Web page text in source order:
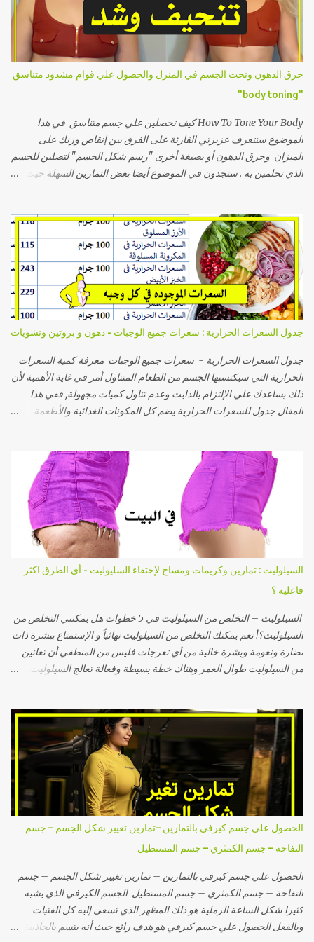
المشكلة التي تزعجك بشكل صحيح يجب أولاً أن نتكلم عن السبب الرئيسي
العلمي لحدوث الخفسه أو غمازة الورك أو العضلة النائمة, فما يجب فيجب
عليك إدراكه أن تجويف الخفسه لا يحتوي على عضلة ضعيفة أو صغيرة ويتم
يظهر كيرفي وممتليء نتيجة لألتقاء عضلات الفخذ الجانبية مع عضلات
المؤخرة ويبدو مجوفاً وفارغاً نتيجة لأحد السببين التاليين: أولاً زيادة الوزن...
حرق الدهون ونحت الجسم في المنزل والحصول علي قوام مشدود متناسق
"body toning"
How To Tone Your Body كيف تحصلين علي جسم متناسق في هذا
الموضوع سنتعرف عزيزتي القارئة على الفرق بين إنقاص وزنك على
الميزان وحرق الدهون أو بصيغة أخرى "رسم شكل الجسم" لتصلين للجسم
الذي تحلمين به . ستجدون في الموضوع أيضا بعض التمارين السهلة حيث أنها
عزيزتي القارئة تحقيق ذلك بسهولة اذا اتبعتي نظام غذائي مناسب لجسمك و
سأخبرك كيفية معرفة النظام الغذائي المناسب . لكن يجب التنويه الى أن
اتباع نظام غذائي فقط لن يعطي نتائج مرضية لو كان هدفك الأساسي هو
الحصول على جسم مشدود لان الاعتماد على هذه الوسيلة وحدها ستنقص
وزنك لكنه سيبقى بنفس الشكل فعلى سبيل المثال،لو كنت تعانين من
تراكم الدهون في منطقة معينة مثل البطن او الأرداف ستجدين أن الفرق
بقاء جسمك بنفس الشكل ,بل و ستجدين ترهلات في الجلد. أما لو كان هدفك
الجسم المشدود عزيزتي المشاهدة ففي هذه الحالة فيجب عليك عمل
تنشيف للجسم ...
جدول السعرات الحرارية : سعرات جميع الوجبات - دهون و بروتين ونشويات
جدول السعرات الحرارية - سعرات جميع الوجبات معرفة كمية السعرات
الحرارية التي سيكتسبها الجسم من الطعام المتناول أمر في غاية الأهمية لأن
ذلك يساعدك علي الإلتزام بالدايت وعدم تناول كميات مجهولة, ففي هذا
المقال جدول للسعرات الحرارية يضم كل المكونات الغذائية والأطعمة
اليوم دون الزيادة أو النقصان بمعرفة كمية السعرات الحرارية في كل غذاء
قبل تناوله. اولا حساب السعرات الحرارية التي تناسب الجسم . قم بكتابة
وزنك وطولك وسنك ونشاطك اليومي وقم بالضغط علي زر احسب وسيظهر
لك عدد السعرات التي يحتاجه جسمك افتح حاسبة سعرات الجسم بالضغط
هنا ثم معرفة نسبة البروتين والكاربوهيدرات والدهنيات المفيدة التي يحتاجها
جسمك ((وهنا لينك حساب إحتياج الجسم اليومي من البروتين والكارب
والدهون)). واليكم السعرات الحراريه الموجوده داخل الوجبه وهذا الجدول
سيسهل عليكم كيفية معرفة السعرات الموجوده بكل وجبه تأكلوها - جدول
السعرات الحراريه مقسم الي عدة اقسام حتي ...
السيلوليت : تمارين وكريمات ومساج لإختفاء السليوليت - أي الطرق اكثر
فاعليه ؟
السيلوليت – التخلص من السيلوليت في 5 خطوات هل يمكنني التخلص من
السيلوليت؟! نعم يمكنك التخلص من السيلوليت نهائياً و الإستمتاع ببشرة ذات
نضارة ونعومة وبشرة خالية من أي تعرجات فليس من المنطقي أن تعانين
من السيلوليت طوال العمر وهناك خطة بسيطة وفعالة تعالج السيلوليت, وأنا
التي سأذكرها لكِ في هذه المقالة والتي بإتباعك لها وبالإستمرار عليها سوف
معلومات خاطئة عن السيلوليت رغبت في وضع هذا الجزء في بداية المقال
نظراً لأهميته فسوف أذكر لكِ أشهر المفاهيم الخاطئة عن التخلص من
السيلوليت والتي يصدقها الكثير من الفتيات للأسف, و تصديق مثل هذه
المعتقدات يزيد الأمر تعقيداً ويسبب الإحباط ويجعلك تشعرين أن السيلوليت
إعتقاد أن السيلوليت يظهر لدى البُدناء: هذه المعلومة خاطئة تماماً وليس لها
أي علاقة بالواقع فيوجد نسبة لا بأس بها من الف...
الحصول علي جسم كيرفي بالتمارين –تمارين تغيير شكل الجسم – جسم
التفاحة – جسم الكمثري – جسم المستطيل
الحصول علي جسم كيرفي بالتمارين – تمارين تغيير شكل الجسم – جسم
التفاحة – جسم الكمثري – جسم المستطيل الجسم الكيرفي الذي يشبه
كثيرا شكل الساعة الرملية هو ذلك المظهر الذي تسعى إليه كل الفتيات
وبالفعل الحصول علي جسم كيرفي هو هدف رائع حيث أنه يتسم بالجاذبية